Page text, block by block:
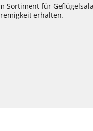
Sortiment für
erhalten.